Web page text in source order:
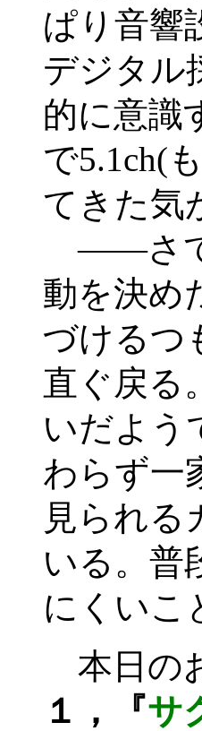
ぱり音響
デジタル
的に意識
で5.1ch(
てきた気
――さて
動を決め
づけるつ
直ぐ戻る
いだよう
わらず一
見られる
いる。普
にくいこ
本日の
１，『サ